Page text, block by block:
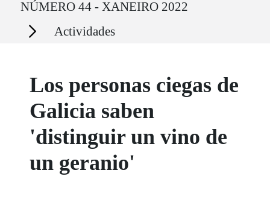
NÚMERO 44 - XANEIRO 2022
Secciones Actividades
Los personas ciegas de
Galicia saben
'distinguir un vino de
un geranio'